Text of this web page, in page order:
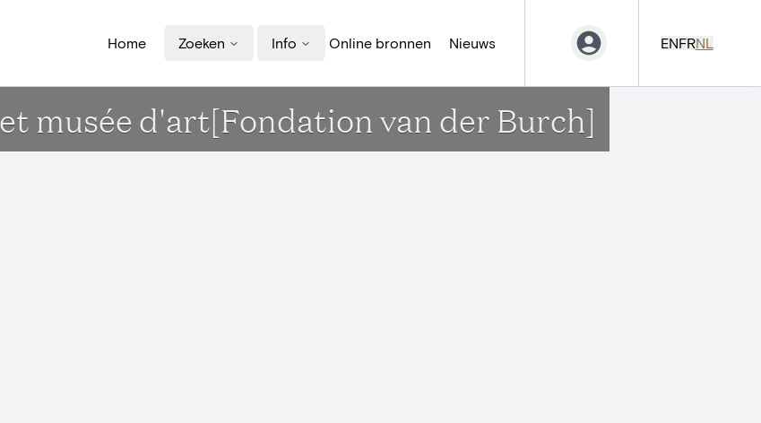
Home Zoeken Info Online bronnen Nieuws ENFRNL
musée d'art[Fondation van der Burch]